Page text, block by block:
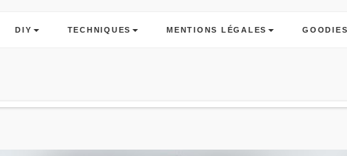
DIY TECHNIQUES MENTIONS LÉGALES GOODIES